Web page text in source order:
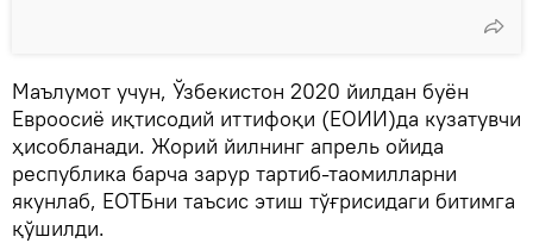
Маълумот учун, Ўзбекистон 2020 йилдан буён
Евроосиё иқтисодий иттифоқи (ЕОИИ)да кузатувчи
ҳисобланади. Жорий йилнинг апрель ойида
республика барча зарур тартиб-таомилларни
якунлаб, ЕОТБни таъсис этиш тўғрисидаги битимга
қўшилди.